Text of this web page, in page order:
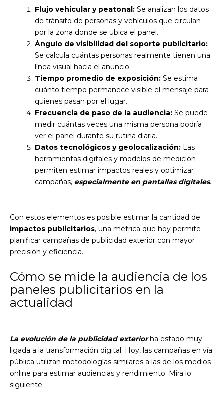
Flujo vehicular y peatonal: Se analizan los datos
de tránsito de personas y vehículos que circulan
por la zona donde se ubica el panel.
Ángulo de visibilidad del soporte publicitario:
Se calcula cuántas personas realmente tienen una
línea visual hacia el anuncio.
Tiempo promedio de exposición: Se estima
cuánto tiempo permanece visible el mensaje para
quienes pasan por el lugar.
Frecuencia de paso de la audiencia: Se puede
medir cuántas veces una misma persona podría
ver el panel durante su rutina diaria.
Datos tecnológicos y geolocalización: Las
herramientas digitales y modelos de medición
permiten estimar impactos reales y optimizar
campañas, especialmente en pantallas digitales.
Con estos elementos es posible estimar la cantidad de
impactos publicitarios, una métrica que hoy permite
planificar campañas de publicidad exterior con mayor
precisión y eficiencia.
Cómo se mide la audiencia de los
paneles publicitarios en la
actualidad
La evolución de la publicidad exteriorha estado muy
ligada a la transformación digital. Hoy, las campañas en vía
pública utilizan metodologías similares a las de los medios
online para estimar audiencias y rendimiento. Mira lo
siguiente: